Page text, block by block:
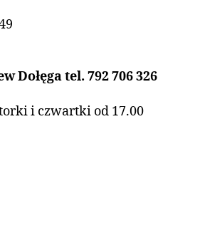
Dołęga tel. 792 706 326
i czwartki od 17.00